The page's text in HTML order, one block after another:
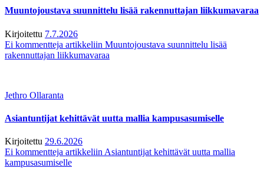
Muuntojoustava suunnittelu lisää rakennuttajan liikkumavaraa
Kirjoitettu 7.7.2026
Ei kommentteja artikkeliin Muuntojoustava suunnittelu lisää
rakennuttajan liikkumavaraa
Jethro Ollaranta
Asiantuntijat kehittävät uutta mallia kampusasumiselle
Kirjoitettu 29.6.2026
Ei kommentteja artikkeliin Asiantuntijat kehittävät uutta mallia
kampusasumiselle